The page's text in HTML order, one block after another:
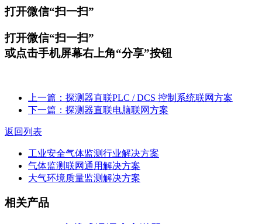
打开微信“扫一扫”
打开微信“扫一扫”
或点击手机屏幕右上角“分享”按钮
上一篇：探测器直联PLC / DCS 控制系统联网方案
下一篇：探测器直联电脑联网方案
返回列表
工业安全气体监测行业解决方案
气体监测联网通用解决方案
大气环境质量监测解决方案
相关产品